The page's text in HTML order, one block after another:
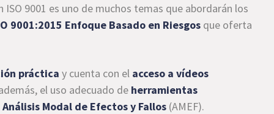
9001 es uno de muchos temas que abordarán los
9001:2015 Enfoque Basado en Riesgos que oferta
práctica y cuenta con el acceso a vídeos
el uso adecuado de herramientas
Modal de Efectos y Fallos (AMEF).